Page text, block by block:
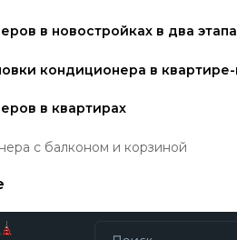
в новостройках в два этапа
в квартирах